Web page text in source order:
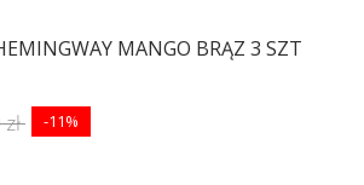
MANGO BRĄZ 3 SZT
-11%